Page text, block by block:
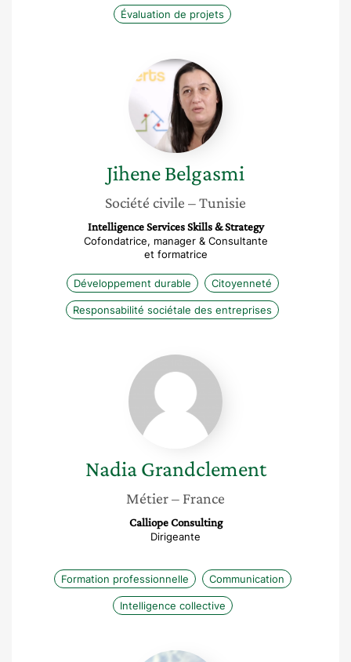
Évaluation de projets
Jihene
Belgasmi
JiheneBelgasmi
Société civile – Tunisie
Intelligence Services Skills & Strategy
Cofondatrice, manager & Consultante
et formatrice
Développement durable Citoyenneté
Responsabilité sociétale des entreprises
Nadia
Grandclement
Nadia Grandclement
Métier– France
Calliope Consulting
Dirigeante
Formation professionnelle Communication
Intelligence collective
Amélie